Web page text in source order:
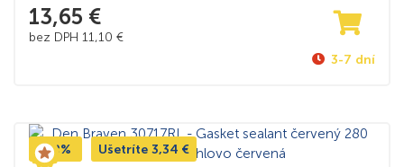
13,65 €
bez DPH 11,10 €
3-7 dní
-30% Ušetríte 3,34 €